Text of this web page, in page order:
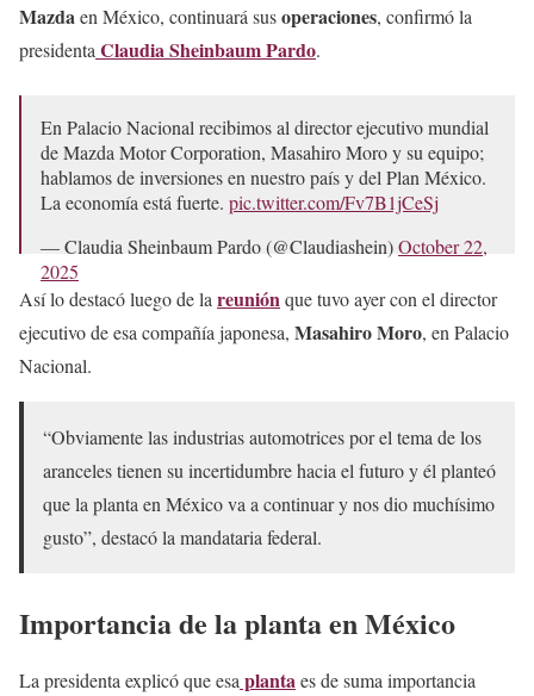
Mazdaen México, continuará susoperaciones, confirmó la
presidenta Claudia Sheinbaum Pardo.
En Palacio Nacional recibimos al director ejecutivo mundial
de Mazda Motor Corporation, Masahiro Moro y su equipo;
hablamos de inversiones en nuestro país y del Plan México.
La economía está fuerte. pic.twitter.com/Fv7B1jCeSj
— Claudia Sheinbaum Pardo (@Claudiashein)October 22,
2025
Así lo destacó luego de la reuniónque tuvo ayer con el director
ejecutivo de esa compañía japonesa, Masahiro Moro, en Palacio
Nacional.
“Obviamente las industrias automotrices por el tema de los
aranceles tienen su incertidumbre hacia el futuro y él planteó
que la planta en México va a continuar y nos dio muchísimo
gusto”, destacó la mandataria federal.
Importancia de la planta en México
La presidenta explicó que esa plantaes de suma importancia